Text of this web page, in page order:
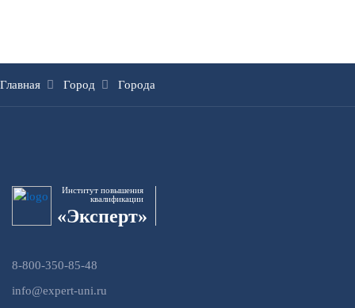
Главная Город Города
Институт повышения
квалификации
«Эксперт»
8-800-350-85-48
info@expert-uni.ru